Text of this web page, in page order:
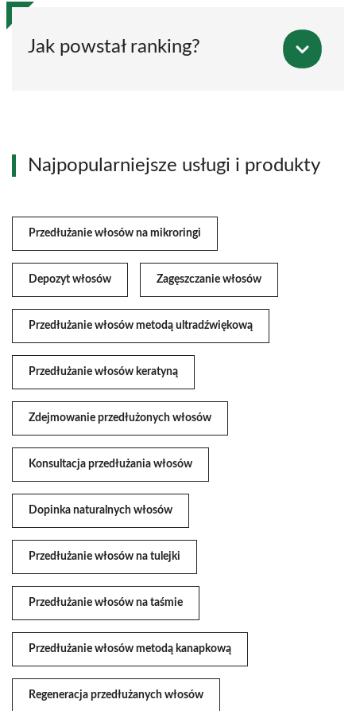
Jak powstał ranking?
Najpopularniejsze usługi i produkty
Przedłużanie włosów na mikroringi
Depozyt włosów Zagęszczanie włosów
Przedłużanie włosów metodą ultradźwiękową
Przedłużanie włosów keratyną
Zdejmowanie przedłużonych włosów
Konsultacja przedłużania włosów
Dopinka naturalnych włosów
Przedłużanie włosów na tulejki
Przedłużanie włosów na taśmie
Przedłużanie włosów metodą kanapkową
Regeneracja przedłużanych włosów